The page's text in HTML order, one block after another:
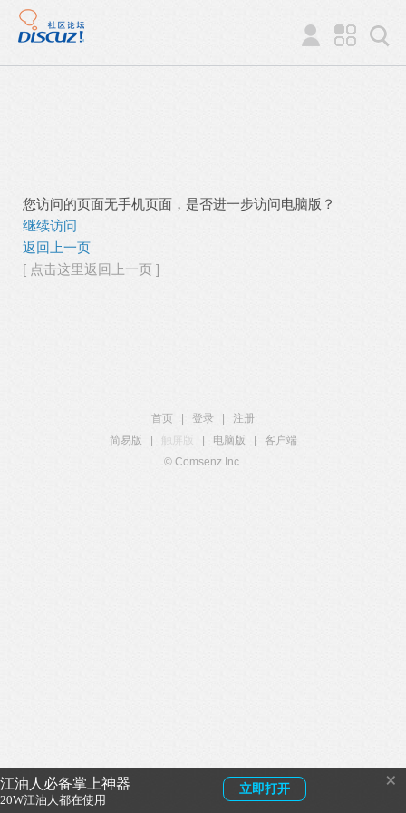
江油人必备掌上神器
20W江油人都在使用
立即打开 ×
您访问的页面无手机页面，是否进一步访问电脑版？
继续访问
返回上一页
[ 点击这里返回上一页 ]
首页 登录
注册
简易版
触屏版 电脑版
客户端
© Comsenz Inc.